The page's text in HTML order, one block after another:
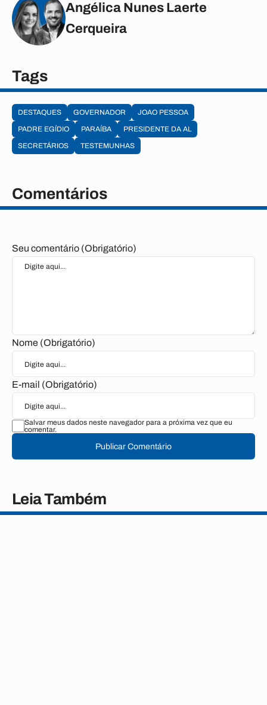
Angélica Nunes Laerte
Cerqueira
Tags
DESTAQUES GOVERNADOR
JOAO PESSOA
PADRE EGÍDIO
PARAÍBA
PRESIDENTE DA AL
SECRETÁRIOS
TESTEMUNHAS
Comentários
Seu comentário (Obrigatório)
Nome (Obrigatório)
E-mail (Obrigatório)
Salvar meus dados neste navegador para a próxima vez que eu
comentar.
Publicar Comentário
Leia Também